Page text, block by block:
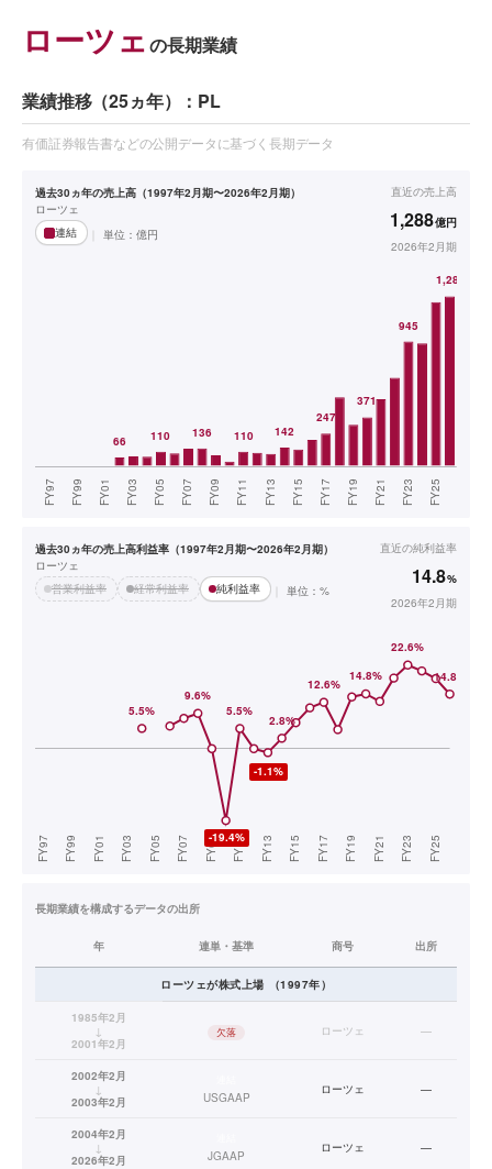
ローツェ の長期業績
業績推移（25ヵ年）：PL
有価証券報告書などの公開データに基づく長期データ
過去30ヵ年の売上高（1997年2月期〜2026年2月期）
ローツェ
連結
単位： 億円
直近の売上高
1,288億円
2026年2月期
過去30ヵ年の売上高利益率（1997年2月期〜2026年2月期）
ローツェ
営業利益率
経常利益率 純利益率 単位：%
直近の純利益率
14.8%
2026年2月期
長期業績を構成するデータの出所
年 連単・基準 商号 出所
ローツェが株式上場 （1997年）
1985年2月
↓
2001年2月
欠落 ローツェ —
2002年2月
↓
2003年2月
USGAAP
ローツェ —
2004年2月
↓
2026年2月
JGAAP
ローツェ —